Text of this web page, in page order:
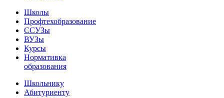
Школы
Профтехобразование
ССУЗы
ВУЗы
Курсы
Нормативка
образования
Школьнику
Абитуриенту